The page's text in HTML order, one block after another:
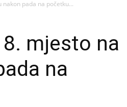
pada na početku...
mjesto na
na